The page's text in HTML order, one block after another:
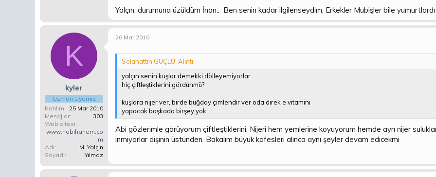
Yalçın, durumuna üzüldüm İnan.. Ben senin kadar ilgilenseydim, Erkekler Mubişler bile
K
kyler
Uzman Üyemiz
Katılım
25 Mar 2010
Mesajlar
303
Web sitesi
www.hobihanem.co
m
Adı
M. Yalçın
Soyadı
Yılmaz
26 Mar 2010
Selahattin GÜÇLÜ' Alıntı:
yalçın senin kuşlar demekki dölleyemiyorlar
hiç çiftleştiklerini gördünmü?
kuşlara nijer ver, birde buğday çimlendir ver oda direk e vitamini
yapacak başkada birşey yok
Abi gözlerimle görüyorum çiftleştiklerini. Nijeri hem yemlerine koyuyorum hemde ayrı nijer
inmiyorlar dişinin üstünden. Bakalım büyük kafesleri alınca aynı şeyler devam edicekmi